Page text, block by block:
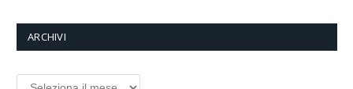
ARCHIVI
Archivi